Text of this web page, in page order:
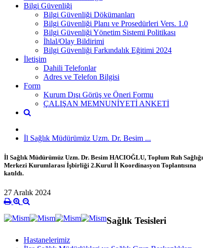
Bilgi Güvenliği
Bilgi Güvenliği Dökümanları
Bilgi Güvenliği Planı ve Prosedürleri Vers. 1.0
Bilgi Güvenliği Yönetim Sistemi Politikası
İhlal/Olay Bildirimi
Bilgi Güvenliği Farkındalık Eğitimi 2024
İletişim
Dahili Telefonlar
Adres ve Telefon Bilgisi
Form
Kurum Dışı Görüş ve Öneri Formu
ÇALIŞAN MEMNUNİYETİ ANKETİ
İl Sağlık Müdürümüz Uzm. Dr. Besim ...
İl Sağlık Müdürümüz Uzm. Dr. Besim HACIOĞLU, Toplum Ruh Sağlığı
Merkezi Kurumlarası İşbirliği 2.Kurul İl Koordinasyon Toplantısına
katıldı.
27 Aralık 2024
Sağlık Tesisleri
Hastanelerimiz